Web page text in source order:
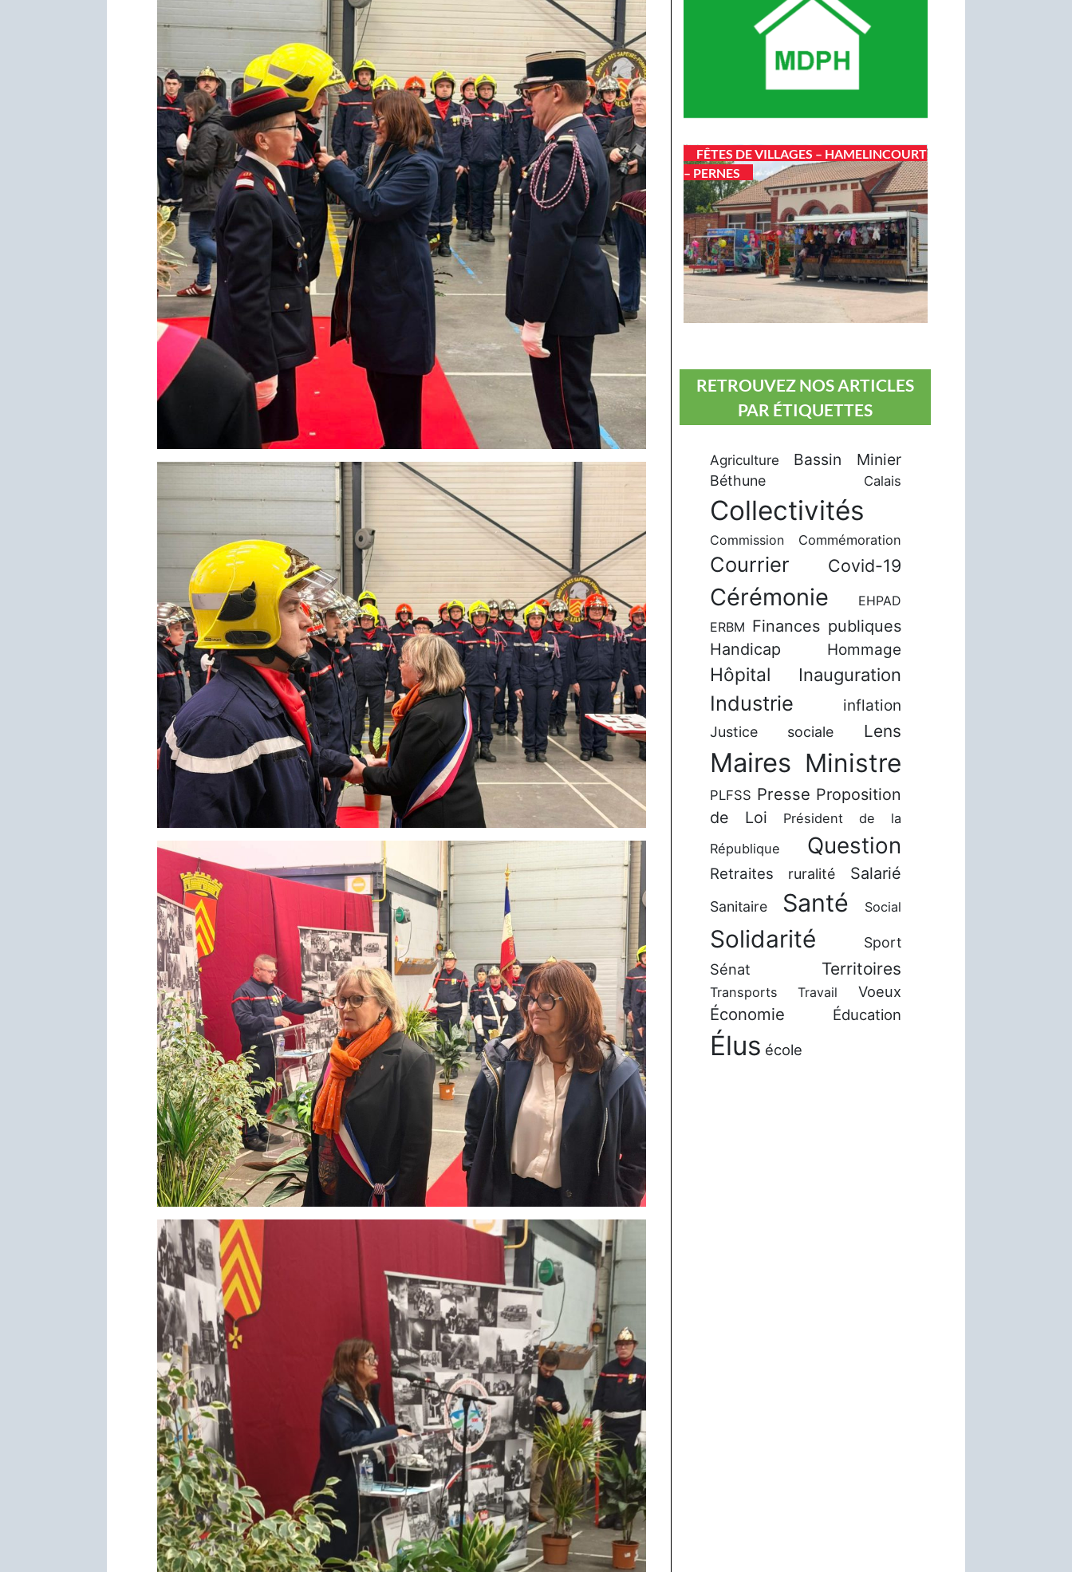
FÊTES DE VILLAGES – HAMELINCOURT
– PERNES
RETROUVEZ NOS ARTICLES
PAR ÉTIQUETTES
Agriculture Bassin Minier
Béthune Calais
Collectivités
Commission Commémoration
Courrier Covid-19
Cérémonie
EHPAD
ERBM Finances publiques
Handicap
Hommage
Hôpital Inauguration
Industrie inflation
Justice sociale Lens
Maires Ministre
PLFSS Presse Proposition
de Loi
Président de la
République
Question
Retraites ruralité Salarié
Sanitaire Santé Social
Solidarité Sport
Sénat Territoires
Transports Travail Voeux
Économie Éducation
Élus école